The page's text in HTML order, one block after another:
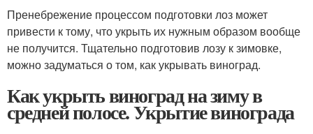
Пренебрежение процессом подготовки лоз может
привести к тому, что укрыть их нужным образом вообще
не получится. Тщательно подготовив лозу к зимовке,
можно задуматься о том, как укрывать виноград.
Как укрыть виноград на зиму в
средней полосе. Укрытие винограда